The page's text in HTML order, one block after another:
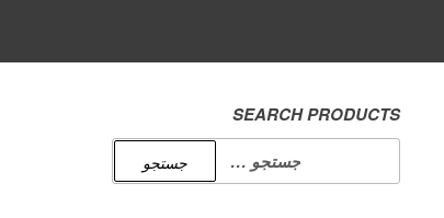
SEARCH PRODUCTS
برای: